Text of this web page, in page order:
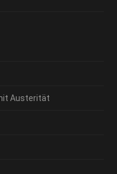
Austerität